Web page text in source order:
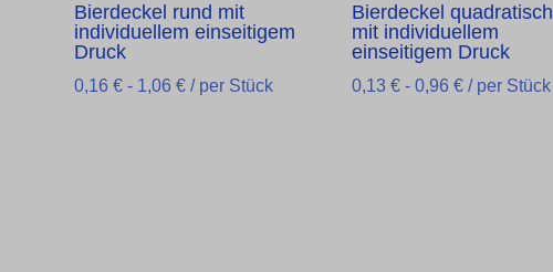
Bierdeckel rund mit
individuellem einseitigem
Druck
0,16 € - 1,06 € / per Stück
Bierdeckel quadratisch
mit individuellem
einseitigem Druck
0,13€ -0,96€ / per Stück